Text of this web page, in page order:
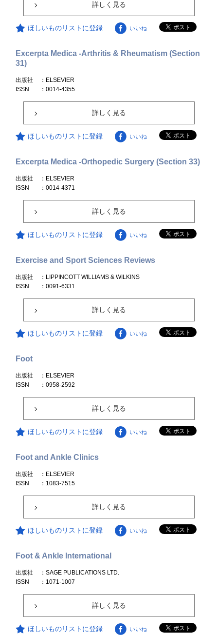
詳しく見る
ほしいものリストに登録 いいね
Excerpta Medica -Arthritis & Rheumatism (Section
31)
出版社
：ELSEVIER
ISSN
：0014-4355
詳しく見る
ほしいものリストに登録 いいね
Excerpta Medica -Orthopedic Surgery (Section 33)
出版社
：ELSEVIER
ISSN
：0014-4371
詳しく見る
ほしいものリストに登録 いいね
Exercise and Sport Sciences Reviews
出版社
：LIPPINCOTT WILLIAMS & WILKINS
ISSN
：0091-6331
詳しく見る
ほしいものリストに登録 いいね
Foot
出版社
：ELSEVIER
ISSN
：0958-2592
詳しく見る
ほしいものリストに登録 いいね
Foot and Ankle Clinics
出版社
：ELSEVIER
ISSN
：1083-7515
詳しく見る
ほしいものリストに登録 いいね
Foot & Ankle International
出版社
：SAGE PUBLICATIONS LTD.
ISSN
：1071-1007
詳しく見る
ほしいものリストに登録 いいね